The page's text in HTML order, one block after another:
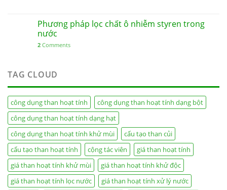
Phương pháp lọc chất ô nhiễm styren trong
nước
2 Comments
TAG CLOUD
công dụng than hoạt tính
công dụng than hoạt tính dạng bột
công dụng than hoạt tính dạng hạt
công dụng than hoạt tính khử mùi
cấu tạo than củi
cấu tạo than hoạt tính
cộng tác viên
giá than hoạt tính
giá than hoạt tính khử mùi
giá than hoạt tính khử độc
giá than hoạt tính lọc nước
giá than hoạt tính xử lý nước